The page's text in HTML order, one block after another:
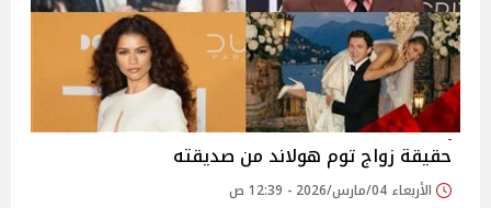
حقيقة زواج توم هولاند من صديقته
الأربعاء 04/مارس/2026 - 12:39 ص